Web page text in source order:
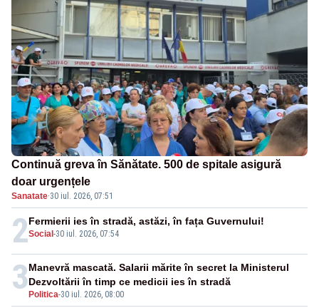
Continuă greva în Sănătate. 500 de spitale asigură
doar urgențele
Sanatate·30 iul. 2026, 07:51
2Social -30 iul. 2026, 07:54
Fermierii ies în stradă, astăzi, în fața Guvernului!
3 Politica-30 iul. 2026, 08:00
Manevră mascată. Salarii mărite în secret la Ministerul
Dezvoltării în timp ce medicii ies în stradă